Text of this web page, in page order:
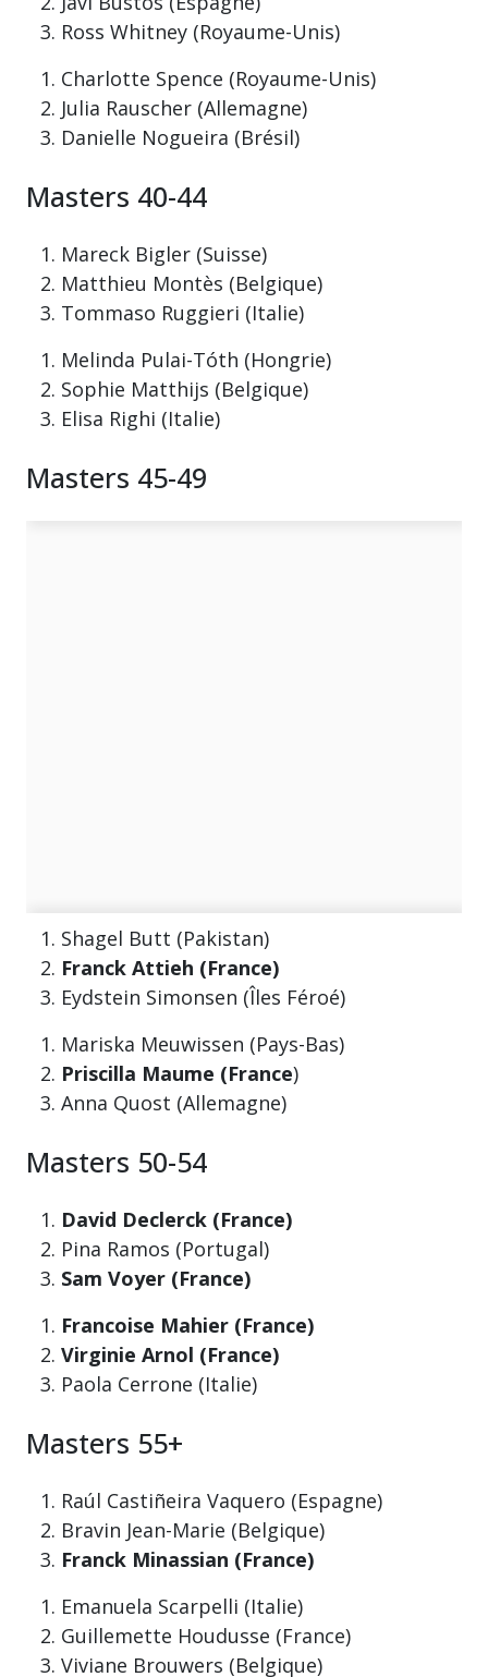
Ross Whitney (Royaume-Unis)
Charlotte Spence (Royaume-Unis)
Julia Rauscher (Allemagne)
Danielle Nogueira (Brésil)
Masters 40-44
Mareck Bigler (Suisse)
Matthieu Montès (Belgique)
Tommaso Ruggieri (Italie)
Melinda Pulai-Tóth (Hongrie)
Sophie Matthijs (Belgique)
Elisa Righi (Italie)
Masters 45-49
Shagel Butt (Pakistan)
Franck Attieh (France)
Eydstein Simonsen (Îles Féroé)
Mariska Meuwissen (Pays-Bas)
Priscilla Maume (France)
Anna Quost (Allemagne)
Masters 50-54
David Declerck (France)
Pina Ramos (Portugal)
Sam Voyer (France)
Francoise Mahier (France)
Virginie Arnol (France)
Paola Cerrone (Italie)
Masters 55+
Raúl Castiñeira Vaquero (Espagne)
Bravin Jean-Marie (Belgique)
Franck Minassian (France)
Emanuela Scarpelli (Italie)
Guillemette Houdusse (France)
Viviane Brouwers (Belgique)